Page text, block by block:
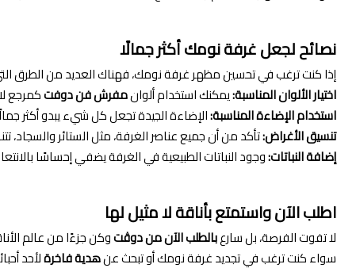
نصائح لجعل غرفة نومك أكثر جمالًا
إذا كنت ترغب في تحسين مظهر غرفة نومك، فهناك العديد من الطرق
اختيار الألوان المناسبة:يمكنك استخدام ألوانمفرش فن دوفتكمرجع
استخدام الإضاءة المناسبة:الإضاءة الجيدة تجعل كل شيء يبدو أكثر
تنسيق الأغراض:تأكد من أن جميع عناصر الغرفة، مثل الستائر
إضافة النباتات:وجود النباتات الطبيعية في الغرفة يضفي إحساسًا
اطلب الآن واستمتع بأناقة لا مثيل لها
لا تفوت الفرصة، بل سارعبالطلب الآن من دوڤتوكن جزءًا من عالم
سواء كنت ترغب في تجديد غرفة نومك أو تبحث عنهدية فاخرةلأحد